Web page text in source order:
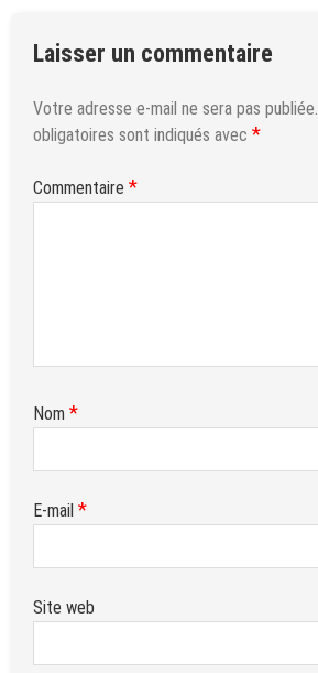
Laisser un commentaire
Votre adresse e-mail ne sera pas publiée.
obligatoires sont indiqués avec *
Commentaire *
Nom *
E-mail *
Site web